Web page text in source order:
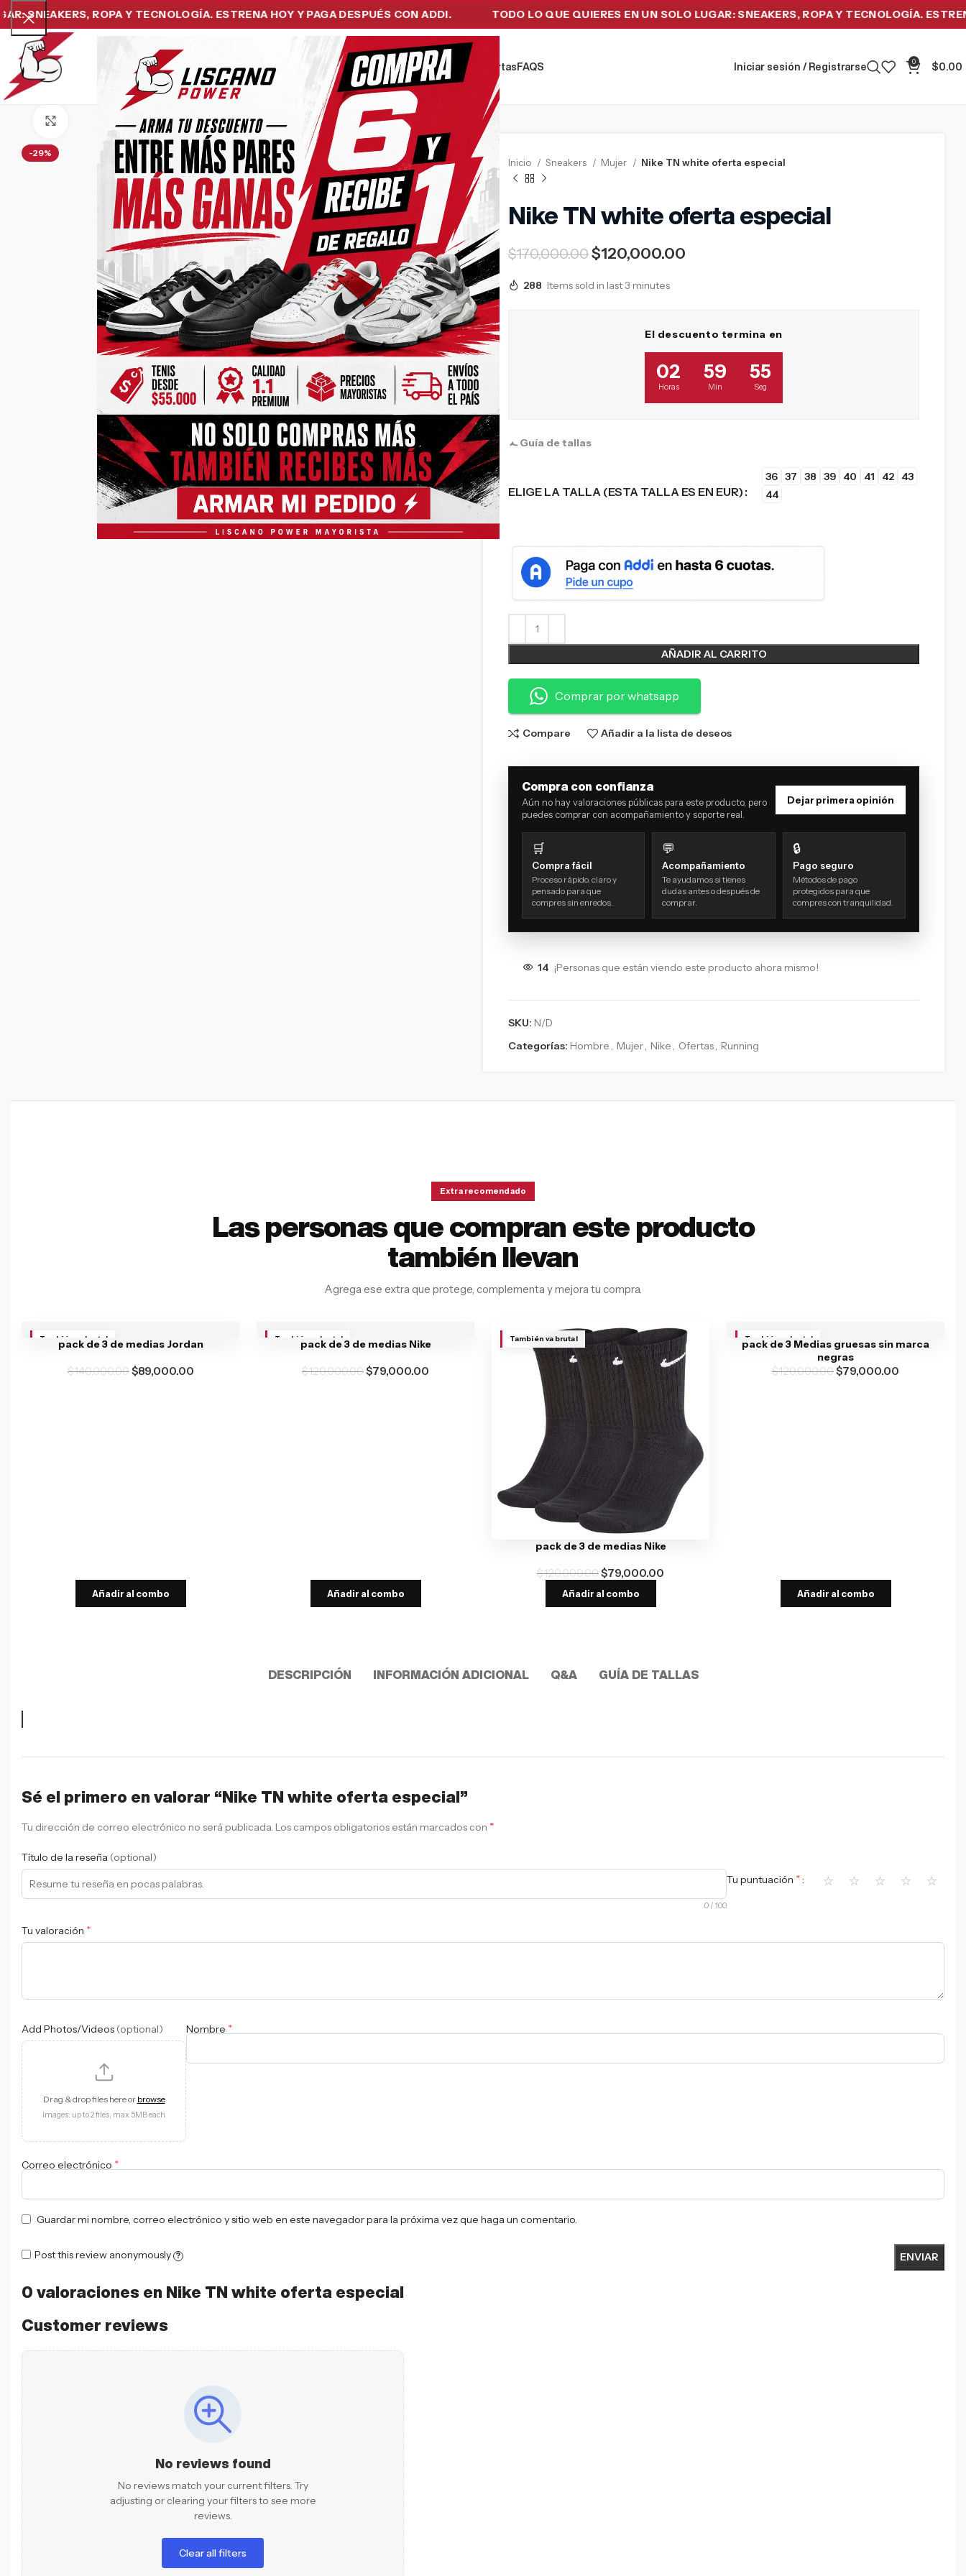
ROPA Y TECNOLOGÍA. ESTRENA HOY Y PAGA DESPUÉS CON ADDI. TODO LO QUE QUIERES EN UN SOLO LUGAR: SNEAKERS, ROPA Y TECNOLOGÍA. ESTRENA
Home SneakersTecnologíaRopa de Hombre Ofertas FAQ´S Iniciar sesión / Registrarse
0
$0.00
-29%
Inicio Sneakers Mujer Nike TN white oferta especial
Nike TN white oferta especial
$170,000.00$120,000.00
288 Items sold in last 3 minutes
El descuento termina en
02
Horas
59
Min
54
Seg
Guía de tallas
ELIGE LA TALLA (ESTA TALLA ES EN EUR)
36 37 38 39 40 41 42
43
44
AÑADIR AL CARRITO
Comprar por whatsapp
Compare Añadir a la lista de deseos
Compra con confianza
Aún no hay valoraciones públicas para este producto, pero
puedes comprar con acompañamiento y soporte real.
Dejar primera opinión
🛒
Compra fácil
Proceso rápido, claro y
pensado para que
compres sin enredos.
💬
Acompañamiento
Te ayudamos si tienes
dudas antes o después de
comprar.
🔒
Pago seguro
Métodos de pago
protegidos para que
compres con tranquilidad.
14 ¡Personas que están viendo este producto ahora mismo!
SKU: N/D
Categorías: Hombre , Mujer, Nike , Ofertas, Running
Extra recomendado
Las personas que compran este producto
también llevan
Agrega ese extra que protege, complementa y mejora tu compra.
También va brutal
pack de 3 de medias Jordan
$140,000.00$89,000.00
Añadir al combo
También va brutal
pack de 3 de medias Nike
$120,000.00$79,000.00
Añadir al combo
También va brutal
pack de 3 de medias Nike
$120,000.00$79,000.00
Añadir al combo
También va brutal
pack de 3 Medias gruesas sin marca
negras
$120,000.00$79,000.00
Añadir al combo
DESCRIPCIÓN INFORMACIÓN ADICIONAL Q&A GUÍA DE TALLAS
0 valoraciones en Nike TN white oferta especial
Customer reviews
No reviews found
No reviews match your current filters. Try
adjusting or clearing your filters to see more
reviews.
Clear all filters
Sé el primero en valorar “Nike TN white oferta especial”
Tu dirección de correo electrónico no será publicada. Los campos obligatorios están marcados con *
Título de la reseña (optional)
0 / 100
Tu puntuación * ⭐ ⭐ ⭐ ⭐ ⭐
Tu valoración *
Add Photos/Videos (optional)
Drag & drop files here or browse
Images: up to 2 files, max 5MB each
Nombre *
Correo electrónico *
Guardar mi nombre, correo electrónico y sitio web en este navegador para la próxima vez que haga un comentario.
Post this review anonymously ?